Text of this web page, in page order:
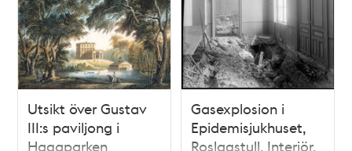
Utsikt över Gustav
III:s paviljong i
Hagaparken
Gasexplosion i
Epidemisjukhuset,
Roslagstull. Interiör.